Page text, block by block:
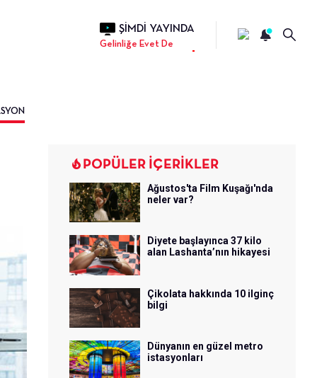
ŞİMDİ YAYINDA
Gelinliğe Evet De
POPÜLER İÇERİKLER
Ağustos'ta Film Kuşağı'nda
neler var?
Diyete başlayınca 37 kilo
alan Lashanta’nın hikayesi
Çikolata hakkında 10 ilginç
bilgi
Dünyanın en güzel metro
istasyonları